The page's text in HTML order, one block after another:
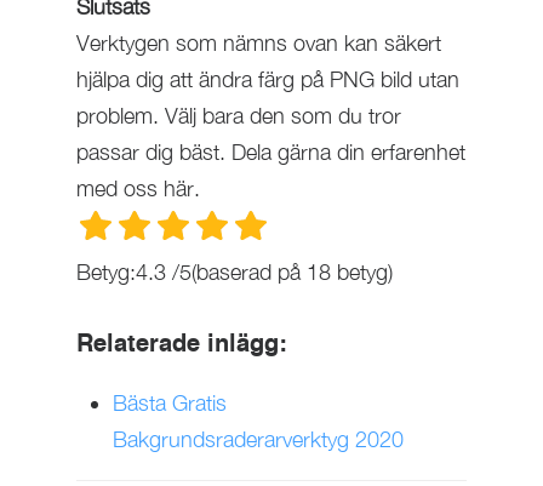
Slutsats
Verktygen som nämns ovan kan säkert
hjälpa dig att ändra färg på PNG bild utan
problem. Välj bara den som du tror
passar dig bäst. Dela gärna din erfarenhet
med oss här.
Betyg:4.3/5(baserad på 18betyg)
Relaterade inlägg:
Bästa Gratis
Bakgrundsraderarverktyg 2020